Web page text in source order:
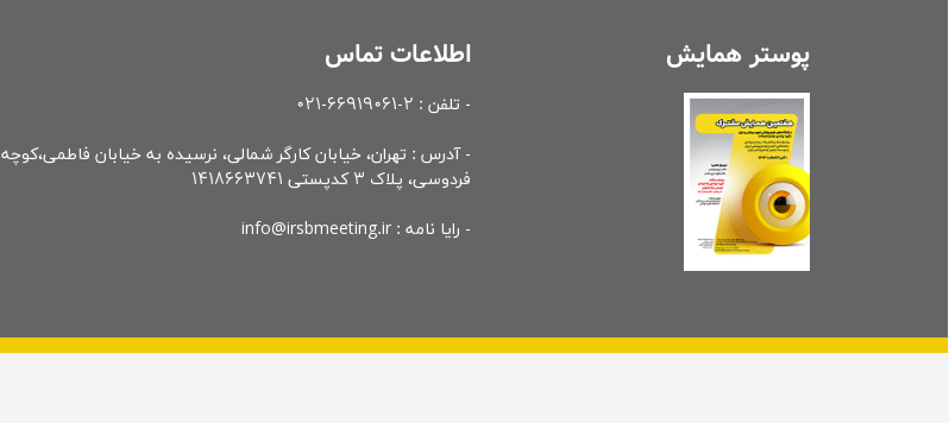
پوستر همایش اطلاعات تماس
- تلفن : 2-66919061-021
- آدرس : تهران، خيابان کارگر شمالی، نرسيده به خيابان فاطمی،کوچه
فردوسی، پلاک 3 کدپستی 1418663741
- رایا نامه : info@irsbmeeting.ir